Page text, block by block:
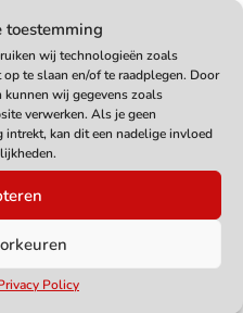
toestemming
wij technologieën zoals
te slaan en/of te raadplegen. Door
kunnen wij gegevens zoals
verwerken. Als je geen
kan dit een nadelige invloed
Policy
in Augustus met 2
Elke team speelt twee
beste plaatsen zich voor de